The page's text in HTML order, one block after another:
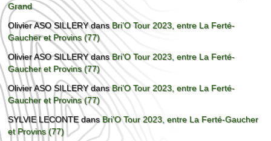
Grand
Olivier ASO SILLERYdans Bri’O Tour 2023, entre La Ferté-
Gaucher et Provins (77)
Olivier ASO SILLERYdansBri’O Tour 2023, entre La Ferté-
Gaucher et Provins (77)
Olivier ASO SILLERYdansBri’O Tour 2023, entre La Ferté-
Gaucher et Provins (77)
SYLVIE LECONTEdansBri’O Tour 2023, entre La Ferté-Gaucher
et Provins (77)